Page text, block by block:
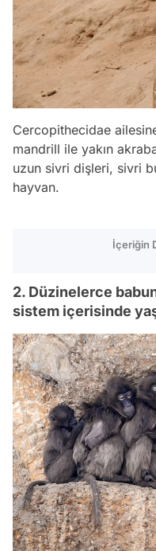
Cercopithecidae
mandrill ile yakın
uzun sivri dişleri, sivri
hayvan.
İçeriğin
2. Düzinelerce
sistem içerisinde